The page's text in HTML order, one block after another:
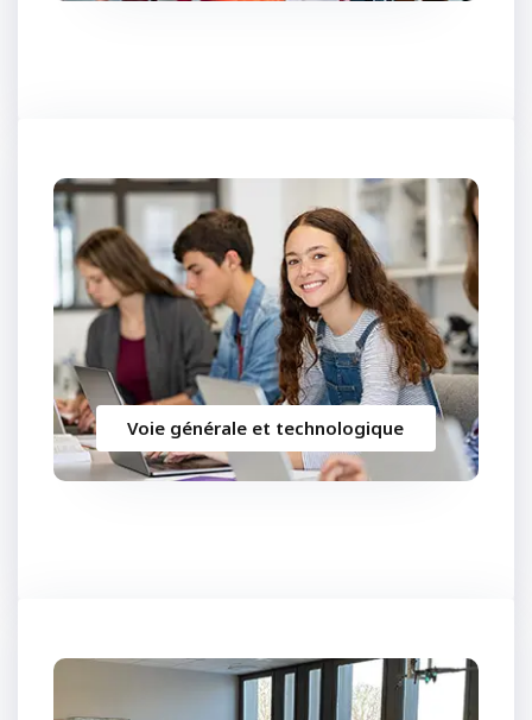
Voie générale et technologique